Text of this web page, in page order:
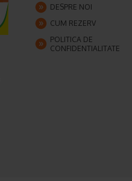
DESPRE NOI
CUM REZERV
POLITICA DE
CONFIDENTIALITATE